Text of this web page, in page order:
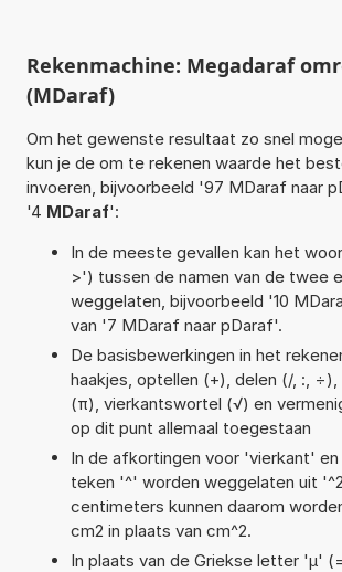
Rekenmachine: Megadaraf
(MDaraf)
Om het gewenste resultaat zo snel
kun je de om te rekenen waarde het
invoeren, bijvoorbeeld '97 MDaraf naar
'4 MDaraf':
In de meeste gevallen kan het
>') tussen de namen van de twee
weggelaten, bijvoorbeeld '10
van '7 MDaraf naar pDaraf'.
De basisbewerkingen in het
haakjes, optellen (+), delen (/, :,
(π), vierkantswortel (√) en
op dit punt allemaal toegestaan
In de afkortingen voor 'vierkant'
teken '^' worden weggelaten uit
centimeters kunnen daarom
cm2 in plaats van cm^2.
In plaats van de Griekse letter 'µ'